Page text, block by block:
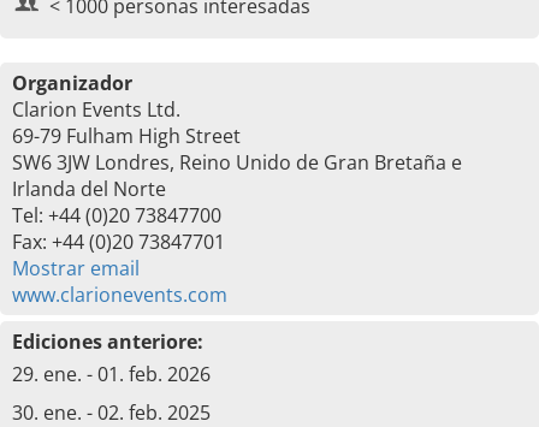
< 1000 personas interesadas
Organizador
Clarion Events Ltd.
69-79 Fulham High Street
SW6 3JW Londres, Reino Unido de Gran Bretaña e
Irlanda del Norte
Tel: +44 (0)20 73847700
Fax: +44 (0)20 73847701
Mostrar email
www.clarionevents.com
Ediciones anteriore:
29. ene. - 01. feb. 2026
30. ene. - 02. feb. 2025